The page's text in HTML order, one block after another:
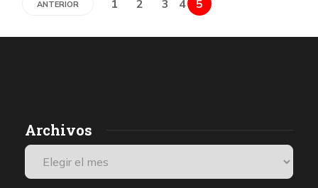
ANTERIOR 1 2 3 4 5
Archivos